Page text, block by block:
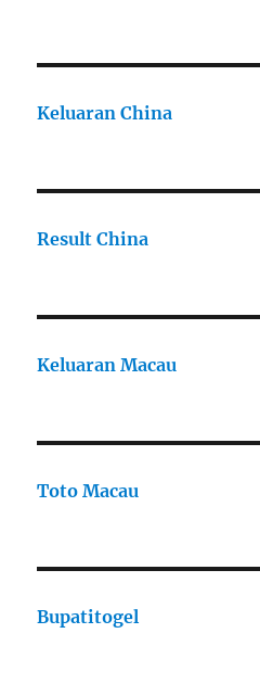
Keluaran China
Result China
Keluaran Macau
Toto Macau
Bupatitogel